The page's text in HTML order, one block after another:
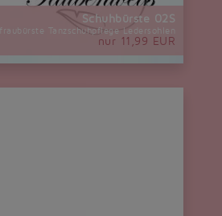
Schuhbürste 02S
Tanzschuhpflege Ledersohlen
nur 11,99 EUR